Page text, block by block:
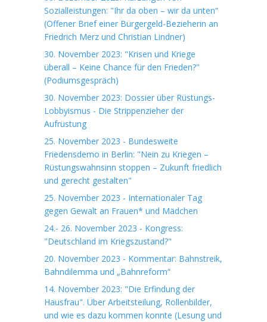
Sozialleistungen: "Ihr da oben – wir da unten“
(Offener Brief einer Bürgergeld-Bezieherin an
Friedrich Merz und Christian Lindner)
30. November 2023: "Krisen und Kriege
überall – Keine Chance für den Frieden?"
(Podiumsgespräch)
30. November 2023: Dossier über Rüstungs-
Lobbyismus - Die Strippenzieher der
Aufrüstung
25. November 2023 - Bundesweite
Friedensdemo in Berlin: "Nein zu Kriegen –
Rüstungswahnsinn stoppen – Zukunft friedlich
und gerecht gestalten"
25. November 2023 - Internationaler Tag
gegen Gewalt an Frauen* und Mädchen
24.- 26. November 2023 - Kongress:
"Deutschland im Kriegszustand?"
20. November 2023 - Kommentar: Bahnstreik,
Bahndilemma und „Bahnreform“
14. November 2023: "Die Erfindung der
Hausfrau". Über Arbeitsteilung, Rollenbilder,
und wie es dazu kommen konnte (Lesung und